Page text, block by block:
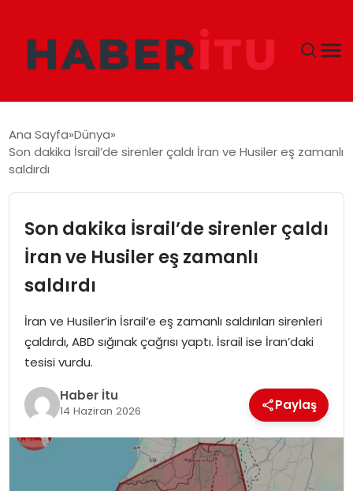
DÜNYA
SIYASET
TEKNOLOJI
EĞITIM
MAGAZIN
SPOR
YAŞAM
Ana Sayfa Dünya
Son dakika İsrail’de sirenler çaldı İran ve Husiler eş zamanlı
saldırdı
Son dakika İsrail’de sirenler çaldı
İran ve Husiler eş zamanlı
saldırdı
İran ve Husiler’in İsrail’e eş zamanlı saldırıları sirenleri
çaldırdı, ABD sığınak çağrısı yaptı. İsrail ise İran’daki
tesisi vurdu.
Haber İtu
14 Haziran 2026 Paylaş